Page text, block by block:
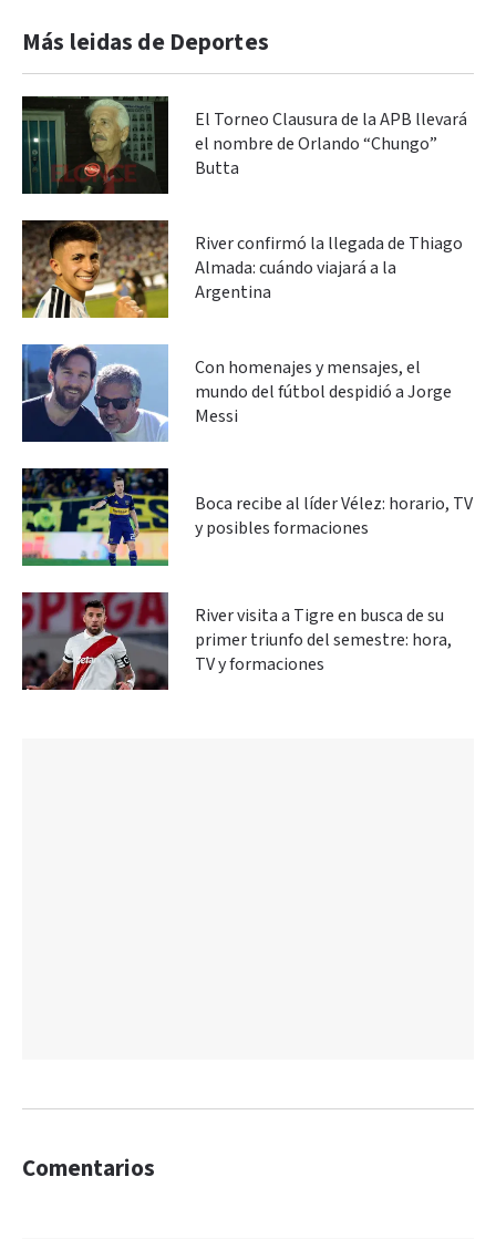
Más leidas de Deportes
El Torneo Clausura de la APB llevará
el nombre de Orlando “Chungo”
Butta
River confirmó la llegada de Thiago
Almada: cuándo viajará a la
Argentina
Con homenajes y mensajes, el
mundo del fútbol despidió a Jorge
Messi
Boca recibe al líder Vélez: horario, TV
y posibles formaciones
River visita a Tigre en busca de su
primer triunfo del semestre: hora,
TV y formaciones
Comentarios